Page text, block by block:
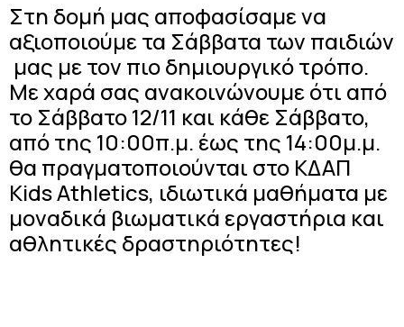
Στη δομή μας αποφασίσαμε να
αξιοποιούμε τα Σάββατα των παιδιών
μας με τον πιο δημιουργικό τρόπο.
Με χαρά σας ανακοινώνουμε ότι από
το Σάββατο 12/11 και κάθε Σάββατο,
από της 10:00π.μ. έως της 14:00μ.μ.
θα πραγματοποιούνται στο ΚΔΑΠ
Kids Athletics, ιδιωτικά μαθήματα με
μοναδικά βιωματικά εργαστήρια και
αθλητικές δραστηριότητες!